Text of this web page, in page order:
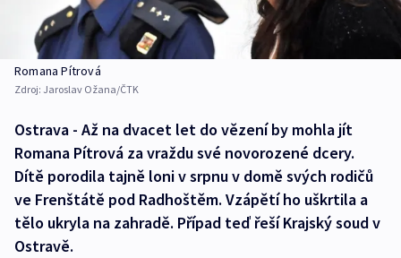
Romana Pítrová
Zdroj: Jaroslav Ožana/ČTK
Ostrava - Až na dvacet let do vězení by mohla jít
Romana Pítrová za vraždu své novorozené dcery.
Dítě porodila tajně loni v srpnu v domě svých rodičů
ve Frenštátě pod Radhoštěm. Vzápětí ho uškrtila a
tělo ukryla na zahradě. Případ teď řeší Krajský soud v
Ostravě.